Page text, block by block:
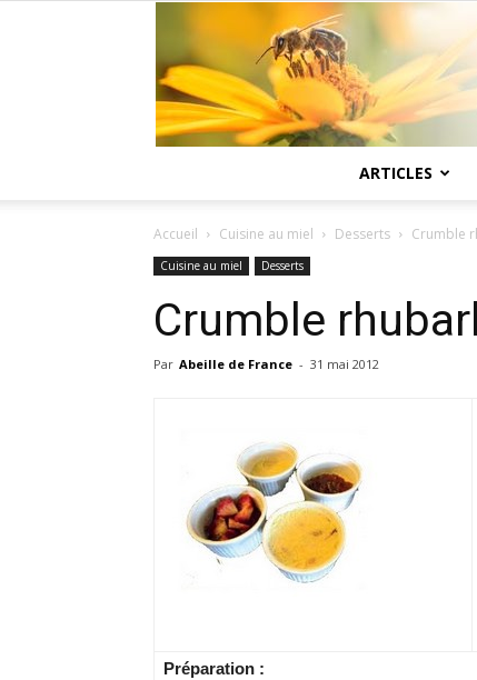
ARTICLES
Accueil Cuisine au miel Desserts Crumble
Cuisine au miel Desserts
Crumble
Par Abeille de France - 31 mai 2012
Préparation :